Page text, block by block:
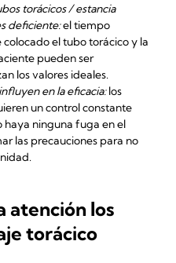
torácicos / estancia
deficiente:el tiempo
el tubo torácico y la
pueden ser
los valores ideales.
en la eficacia:los
un control constante
haya ninguna fuga en el
las precauciones para no
atención los
torácico